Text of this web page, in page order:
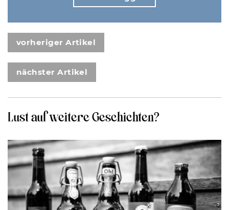
vorheriger Artikel
nächster Artikel
Lust auf weitere Geschichten?